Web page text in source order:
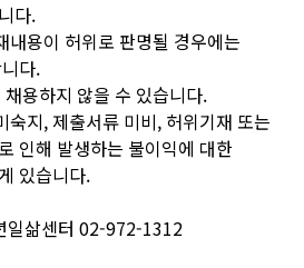
다.
용이 허위로 판명될 경우에는
다.
용하지 않을 수 있습니다.
지, 제출서류 미비, 허위기재 또는
인해 발생하는 불이익에 대한
있습니다.
일삶센터 02-972-1312